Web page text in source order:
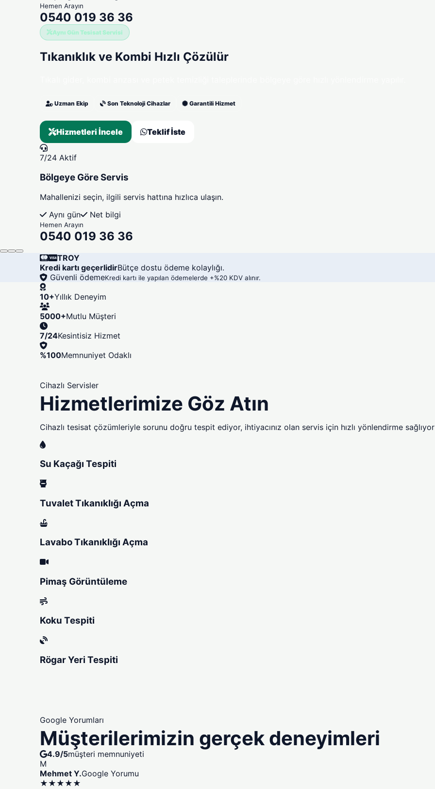
Hemen Arayın
0540 019 36 36
Aynı Gün Tesisat Servisi
Tıkanıklık ve Kombi Hızlı Çözülür
Uzman Ekip Son Teknoloji Cihazlar Garantili Hizmet
Hizmetleri İncele Teklif İste
7/24 Aktif
Bölgeye Göre Servis
Mahallenizi seçin, ilgili servis hattına hızlıca ulaşın.
Aynı gün
Net bilgi
Hemen Arayın
0540 019 36 36
TROY
Kredi kartı geçerlidirBütçe dostu ödeme kolaylığı.
Güvenli ödemeKredi kartı ile yapılan ödemelerde +%20 KDV alınır.
10+Yıllık Deneyim
5000+Mutlu Müşteri
7/24Kesintisiz Hizmet
%100Memnuniyet Odaklı
Cihazlı Servisler
Hizmetlerimize Göz Atın
Cihazlı tesisat çözümleriyle sorunu doğru tespit ediyor, ihtiyacınız olan servis için hızlı yönlendirme
Su Kaçağı Tespiti
Tuvalet Tıkanıklığı Açma
Lavabo Tıkanıklığı Açma
Pimaş Görüntüleme
Koku Tespiti
Rögar Yeri Tespiti
Google Yorumları
Müşterilerimizin gerçek deneyimleri
4.9/5müşteri memnuniyeti
M
Mehmet Y.Google Yorumu
★★★★★